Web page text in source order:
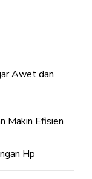
Awet dan
Makin Efisien
Hp